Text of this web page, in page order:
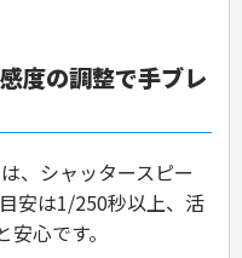
度の調整で手ブレ
、シャッタースピー
安は1/250秒以上、活
心です。